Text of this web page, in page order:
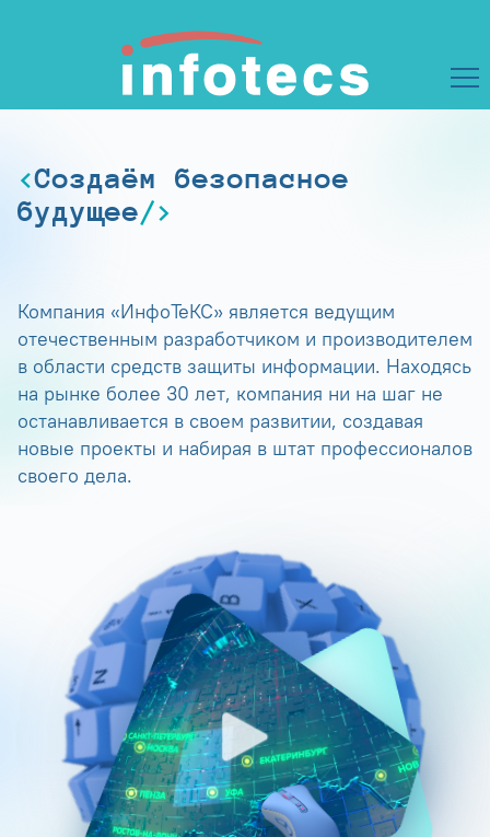
Создаём безопасное
будущее
Компания «ИнфоТеКС» является ведущим
отечественным разработчиком и производителем
в области средств защиты информации. Находясь
на рынке более 30 лет, компания ни на шаг не
останавливается в своем развитии, создавая
новые проекты и набирая в штат профессионалов
своего дела.